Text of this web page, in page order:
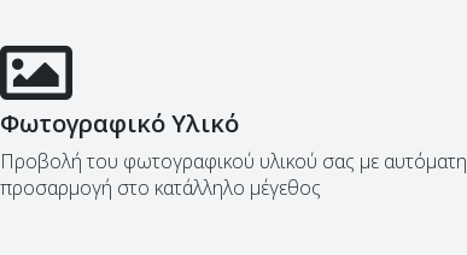
Φωτογραφικό Υλικό
Προβολή του φωτογραφικού υλικού σας με αυτόματη
προσαρμογή στο κατάλληλο μέγεθος